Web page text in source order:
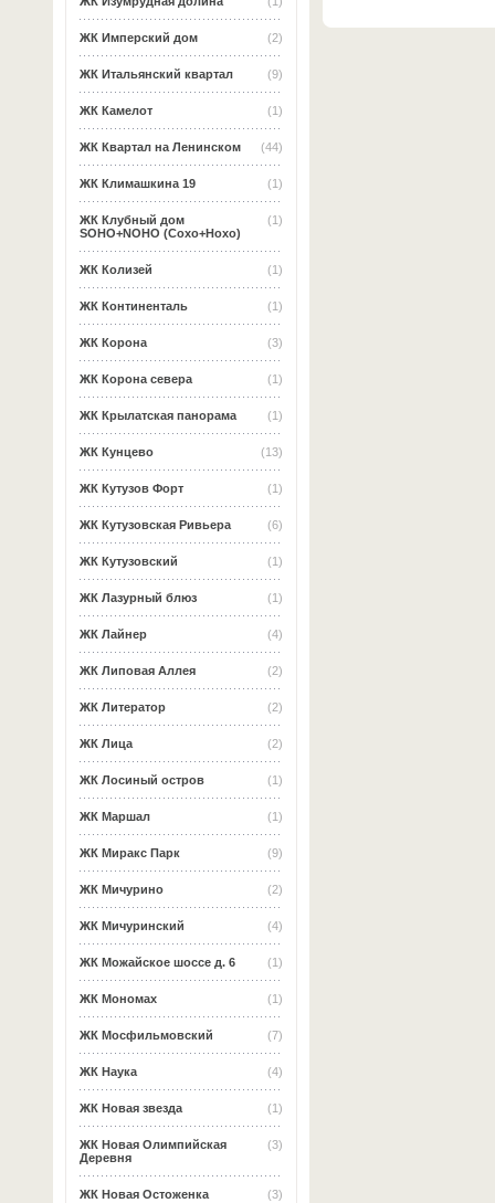
(2)
ЖК Имперский дом
(9)
ЖК Итальянский квартал
(1)
ЖК Камелот
(44)
ЖК Квартал на Ленинском
(1)
ЖК Климашкина 19
(1)
ЖК Клубный дом
SOHO+NOHO (Сохо+Нохо)
(1)
ЖК Колизей
(1)
ЖК Континенталь
(3)
ЖК Корона
(1)
ЖК Корона севера
(1)
ЖК Крылатская панорама
(13)
ЖК Кунцево
(1)
ЖК Кутузов Форт
(6)
ЖК Кутузовская Ривьера
(1)
ЖК Кутузовский
(1)
ЖК Лазурный блюз
(4)
ЖК Лайнер
(2)
ЖК Липовая Аллея
(2)
ЖК Литератор
(2)
ЖК Лица
(1)
ЖК Лосиный остров
(1)
ЖК Маршал
(9)
ЖК Миракс Парк
(2)
ЖК Мичурино
(4)
ЖК Мичуринский
(1)
ЖК Можайское шоссе д. 6
(1)
ЖК Мономах
(7)
ЖК Мосфильмовский
(4)
ЖК Наука
(1)
ЖК Новая звезда
(3)
ЖК Новая Олимпийская
Деревня
(3)
ЖК Новая Остоженка